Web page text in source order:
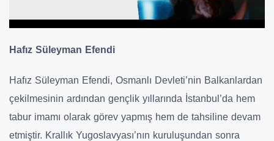
Hafız Süleyman Efendi
Hafız Süleyman Efendi, Osmanlı Devleti’nin Balkanlardan
çekilmesinin ardından gençlik yıllarında İstanbul’da hem
tabur imamı olarak görev yapmış hem de tahsiline devam
etmiştir. Krallık Yugoslavyası’nın kuruluşundan sonra